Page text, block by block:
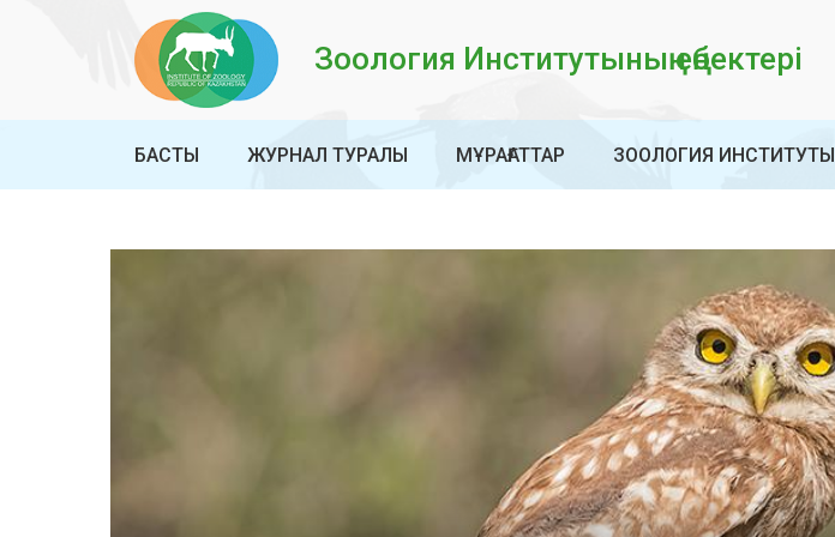
Зоология Институтының еңбектері
БАСТЫ ЖУРНАЛ ТУРАЛЫ МҰРАҒАТТАР ЗООЛОГИЯ ИНСТИТУТЫ